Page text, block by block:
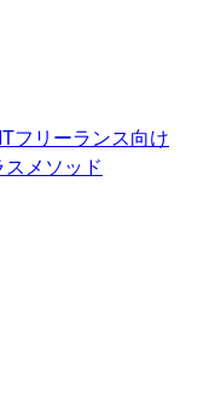
フリーランス向け
スメソッド